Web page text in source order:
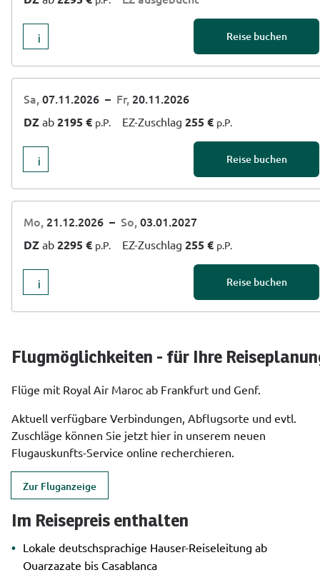
Reise buchen
Sa,07.11.2026 – Fr, 20.11.2026
DZ ab 2195 € p.P. EZ-Zuschlag 255 € p.P.
Reise buchen
Mo, 21.12.2026 – So,03.01.2027
DZ ab 2295 € p.P. EZ-Zuschlag 255 € p.P.
Reise buchen
Flugmöglichkeiten - für Ihre
Flüge mit Royal Air Maroc ab Frankfurt und Genf.
Aktuell verfügbare Verbindungen, Abflugsorte und evtl.
Zuschläge können Sie jetzt hier in unserem neuen
Flugauskunfts-Service online recherchieren.
Zur Fluganzeige
Im Reisepreis enthalten
Lokale deutschsprachige Hauser-Reiseleitung ab
Ouarzazate bis Casablanca